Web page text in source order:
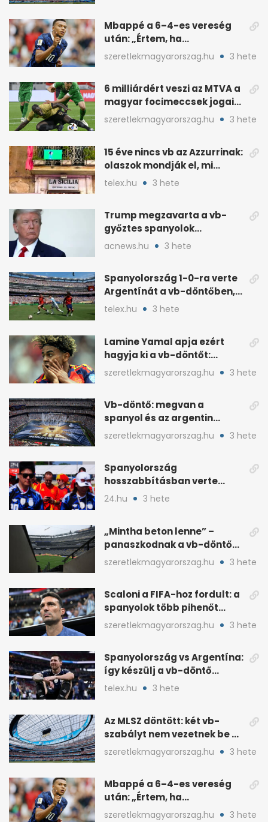
Mbappé a 6–4-es vereség
után: „Értem, ha
pofátlanságnak tűnt”
szeretlekmagyarorszag.hu 3 hete
6 milliárdért veszi az MTVA a
magyar focimeccsek jogait
a 2026–27-es idényre
szeretlekmagyarorszag.hu 3 hete
15 éve nincs vb az Azzurrinak:
olaszok mondják el, mi
romlott el
telex.hu 3 hete
Trump megzavarta a vb-
győztes spanyolok
ünneplését a trófeaátadón
acnews.hu 3 hete
Spanyolország 1-0-ra verte
Argentínát a vb-döntőben,
hosszabbításban
telex.hu 3 hete
Lamine Yamal apja ezért
hagyja ki a vb-döntőt:
otthonról szurkol
szeretlekmagyarorszag.hu 3 hete
Vb-döntő: megvan a
spanyol és az argentin
kezdő, Montiel bekerült
szeretlekmagyarorszag.hu 3 hete
Spanyolország
hosszabbításban verte
Argentínát: Ferran Torres
24.hu 3 hete
„Mintha beton lenne” –
panaszkodnak a vb-döntő
MetLife-pályájára
szeretlekmagyarorszag.hu 3 hete
Scaloni a FIFA-hoz fordult: a
spanyolok több pihenőt
kaptak a vb-döntőre
szeretlekmagyarorszag.hu 3 hete
Spanyolország vs Argentína:
így készülj a vb-döntő
taktikai csatájára
telex.hu 3 hete
Az MLSZ döntött: két vb-
szabályt nem vezetnek be az
NB I-ben
szeretlekmagyarorszag.hu 3 hete
Mbappé a 6–4-es vereség
után: „Értem, ha
pofátlanságnak tűnt”
szeretlekmagyarorszag.hu 3 hete